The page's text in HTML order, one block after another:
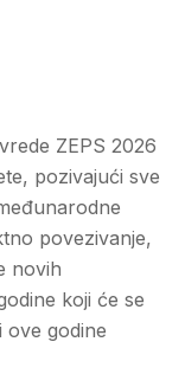
ZEPS 2026
pozivajući sve
povezivanje,
novih
koji će se
ove godine